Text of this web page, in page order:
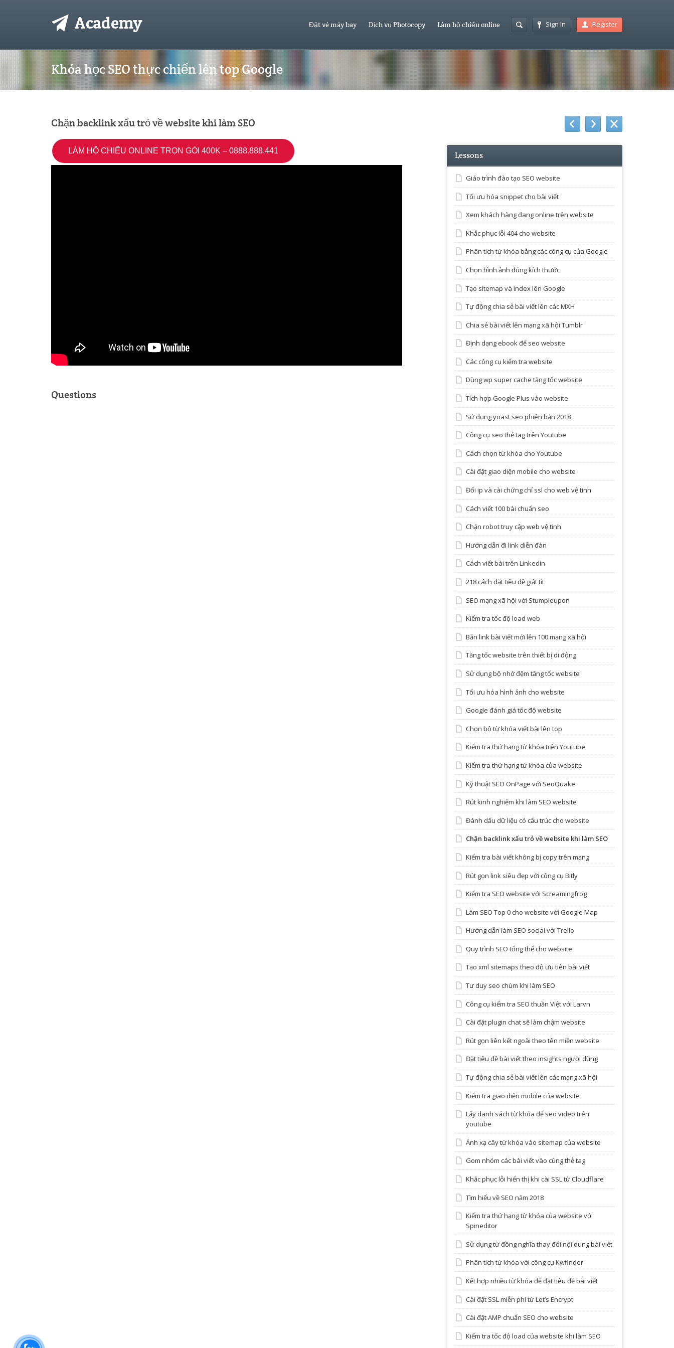
Sign In Register
Đặt vé máy bay Dịch vụ Photocopy Làm hộ chiếu online
Khóa học SEO thực chiến lên top Google
Chặn backlink xấu trỏ về website khi làm SEO
LÀM HỘ CHIẾU ONLINE TRỌN GÓI 400K – 0888.888.441
Questions
Lessons
Giáo trình đào tạo SEO website
Tối ưu hóa snippet cho bài viết
Xem khách hàng đang online trên website
Khắc phục lỗi 404 cho website
Phân tích từ khóa bằng các công cụ của Google
Chọn hình ảnh đúng kích thước
Tạo sitemap và index lên Google
Tự động chia sẻ bài viết lên các MXH
Chia sẻ bài viết lên mạng xã hội Tumblr
Định dạng ebook để seo website
Các công cụ kiểm tra website
Dùng wp super cache tăng tốc website
Tích hợp Google Plus vào website
Sử dụng yoast seo phiên bản 2018
Công cụ seo thẻ tag trên Youtube
Cách chọn từ khóa cho Youtube
Cài đặt giao diện mobile cho website
Đổi ip và cài chứng chỉ ssl cho web vệ tinh
Cách viết 100 bài chuẩn seo
Chặn robot truy cập web vệ tinh
Hướng dẫn đi link diễn đàn
Cách viết bài trên Linkedin
218 cách đặt tiêu đề giật tít
SEO mạng xã hội với Stumpleupon
Kiểm tra tốc độ load web
Bắn link bài viết mới lên 100 mạng xã hội
Tăng tốc website trên thiết bị di động
Sử dụng bộ nhớ đệm tăng tốc website
Tối ưu hóa hình ảnh cho website
Google đánh giá tốc độ website
Chọn bộ từ khóa viết bài lên top
Kiểm tra thứ hạng từ khóa trên Youtube
Kiểm tra thứ hạng từ khóa của website
Kỹ thuật SEO OnPage với SeoQuake
Rút kinh nghiệm khi làm SEO website
Đánh dấu dữ liệu có cấu trúc cho website
Chặn backlink xấu trỏ về website khi làm SEO
Kiểm tra bài viết không bị copy trên mạng
Rút gọn link siêu đẹp với công cụ Bitly
Kiểm tra SEO website với Screamingfrog
Làm SEO Top 0 cho website với Google Map
Hướng dẫn làm SEO social với Trello
Quy trình SEO tổng thể cho website
Tạo xml sitemaps theo độ ưu tiên bài viết
Tư duy seo chùm khi làm SEO
Công cụ kiểm tra SEO thuần Việt với Larvn
Cài đặt plugin chat sẽ làm chậm website
Rút gọn liên kết ngoài theo tên miền website
Đặt tiêu đề bài viết theo insights người dùng
Tự động chia sẻ bài viết lên các mạng xã hội
Kiểm tra giao diện mobile của website
Lấy danh sách từ khóa để seo video trên
youtube
Ánh xạ cây từ khóa vào sitemap của website
Gom nhóm các bài viết vào cùng thẻ tag
Khắc phục lỗi hiển thị khi cài SSL từ Cloudflare
Tìm hiểu về SEO năm 2018
Kiểm tra thứ hạng từ khóa của website với
Spineditor
Sử dụng từ đồng nghĩa thay đổi nội dung bài viết
Phân tích từ khóa với công cụ Kwfinder
Kết hợp nhiều từ khóa để đặt tiêu đề bài viết
Cài đặt SSL miễn phí từ Let’s Encrypt
Cài đặt AMP chuẩn SEO cho website
Kiểm tra tốc độ load của website khi làm SEO